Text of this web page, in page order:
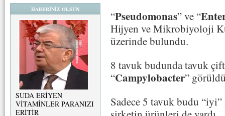
HABERİNİZ OLSUN
SUDA ERİYEN
VİTAMİNLER PARANIZI
ERİTİR
“Pseudomonas” ve “
Hijyen ve Mikrobiyoloji
üzerinde bulundu.
8 tavuk budunda tavuk
“Campylobacter”
Sadece 5 tavuk budu